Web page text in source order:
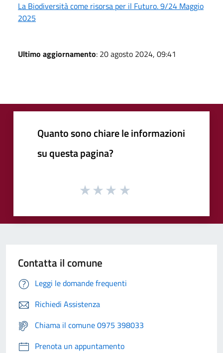
La Biodiversità come risorsa per il Futuro. 9/24 Maggio
2025
Ultimo aggiornamento: 20 agosto 2024, 09:41
Quanto sono chiare le informazioni
su questa pagina?
Contatta il comune
Leggi le domande frequenti
Richiedi Assistenza
Chiama il comune 0975 398033
Prenota un appuntamento